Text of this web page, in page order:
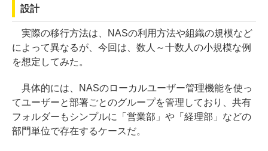
設計
実際の移行方法は、NASの利用方法や組織の規模など
によって異なるが、今回は、数人～十数人の小規模な例
を想定してみた。
具体的には、NASのローカルユーザー管理機能を使っ
てユーザーと部署ごとのグループを管理しており、共有
フォルダーもシンプルに「営業部」や「経理部」などの
部門単位で存在するケースだ。